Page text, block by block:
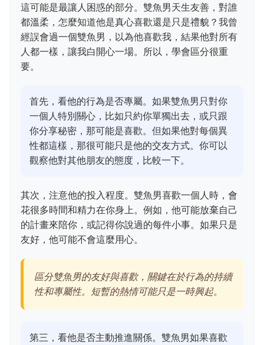
這可能是最讓人困惑的部分。雙魚男天生友善，對誰
都溫柔，怎麼知道他是真心喜歡還是只是禮貌？我曾
經誤會過一個雙魚男，以為他喜歡我，結果他對所有
人都一樣，讓我白開心一場。所以，學會區分很重
要。
首先，看他的行為是否專屬。如果雙魚男只對你
一個人特別關心，比如只約你單獨出去，或只跟
你分享秘密，那可能是喜歡。但如果他對每個異
性都這樣，那很可能只是他的交友方式。你可以
觀察他對其他朋友的態度，比較一下。
其次，注意他的投入程度。雙魚男喜歡一個人時，會
花很多時間和精力在你身上。例如，他可能放棄自己
的計畫來陪你，或記得你說過的每件小事。如果只是
友好，他可能不會這麼用心。
區分雙魚男的友好與喜歡，關鍵在於行為的持續
性和專屬性。短暫的熱情可能只是一時興起。
第三，看他是否主動推進關係。雙魚男如果喜歡